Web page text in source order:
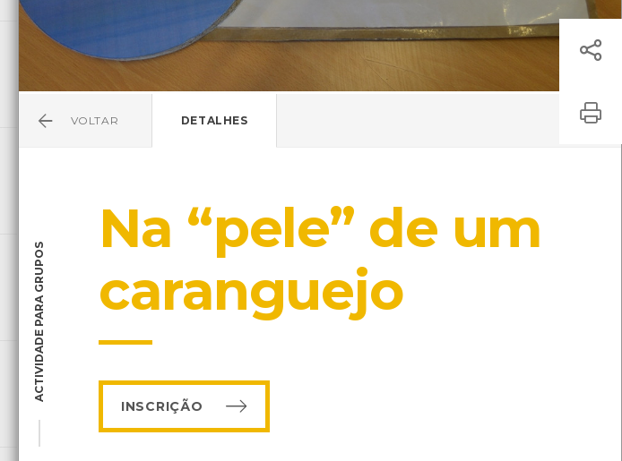
[ 9 Actividades ]
VOLTAR DETALHES
ACTIVIDADE PARA GRUPOS
Na “pele” de um
caranguejo
INSCRIÇÃO